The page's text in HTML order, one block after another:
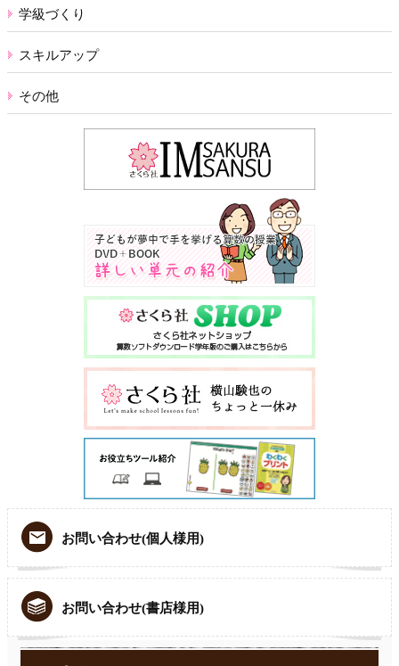
学級づくり
スキルアップ
その他
お問い合わせ(個人様用)
お問い合わせ(書店様用)